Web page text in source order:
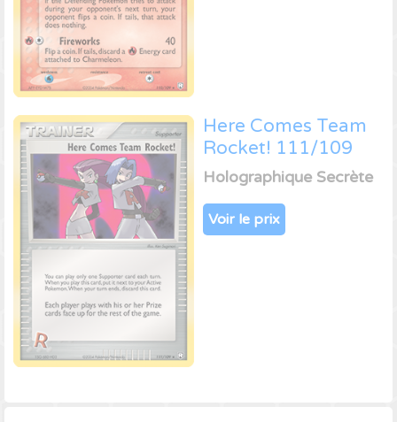
Here Comes Team
Rocket! 111/109
Holographique Secrète
Voir le prix